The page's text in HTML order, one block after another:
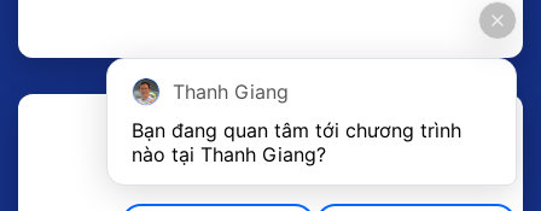
Thanh Giang
Bạn đang quan tâm tới chương trình
nào tại Thanh Giang?